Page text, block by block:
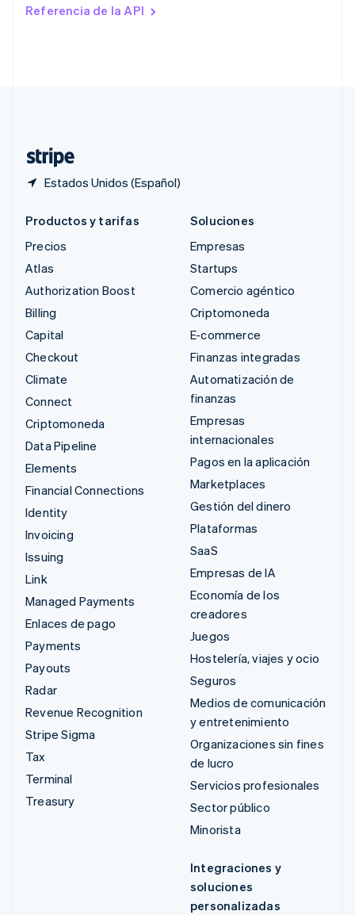
Referencia de la API
Estados Unidos (Español)
English
Productos y tarifas
Precios
Atlas
Authorization Boost
Billing
Capital
Checkout
Climate
Connect
Criptomoneda
Data Pipeline
Elements
Financial Connections
Identity
Invoicing
Issuing
Link
Managed Payments
Enlaces de pago
Payments
Payouts
Radar
Revenue Recognition
Stripe Sigma
Tax
Terminal
Treasury
Soluciones
Empresas
Startups
Comercio agéntico
Criptomoneda
E-commerce
Finanzas integradas
Automatización de
finanzas
Empresas
internacionales
Pagos en la aplicación
Marketplaces
Gestión del dinero
Plataformas
SaaS
Empresas de IA
Economía de los
creadores
Juegos
Hostelería, viajes y ocio
Seguros
Medios de comunicación
y entretenimiento
Organizaciones sin fines
de lucro
Servicios profesionales
Sector público
Minorista
Integraciones y
soluciones
personalizadas